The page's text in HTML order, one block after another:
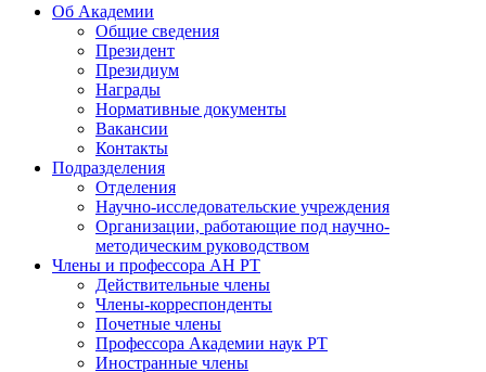
Об Академии
Общие сведения
Президент
Президиум
Награды
Нормативные документы
Вакансии
Контакты
Подразделения
Отделения
Научно-исследовательские учреждения
Организации, работающие под научно-
методическим руководством
Члены и профессора АН РТ
Действительные члены
Члены-корреспонденты
Почетные члены
Профессора Академии наук РТ
Иностранные члены